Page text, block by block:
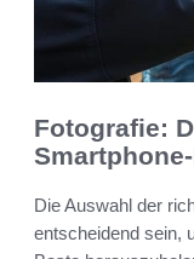
Fotografie:
Die Auswahl der
entscheidend sein,